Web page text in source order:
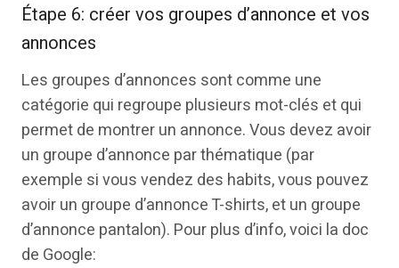
Étape 6: créer vos groupes d’annonce et vos
annonces
Les groupes d’annonces sont comme une
catégorie qui regroupe plusieurs mot-clés et qui
permet de montrer un annonce. Vous devez avoir
un groupe d’annonce par thématique (par
exemple si vous vendez des habits, vous pouvez
avoir un groupe d’annonce T-shirts, et un groupe
d’annonce pantalon). Pour plus d’info, voici la doc
de Google: